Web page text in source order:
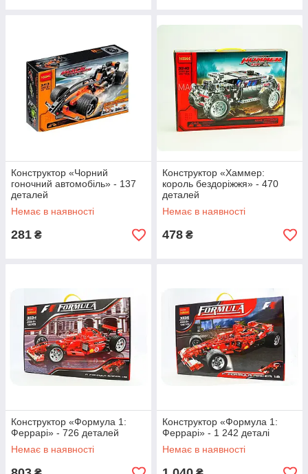
Конструктор «Чорний
гоночний автомобіль» - 137
деталей
Немає в наявності
281 ₴
Конструктор «Хаммер:
король бездоріжжя» - 470
деталей
Немає в наявності
478 ₴
Конструктор «Формула 1:
Феррарі» - 726 деталей
Немає в наявності
Конструктор «Формула 1:
Феррарі» - 1 242 деталі
Немає в наявності